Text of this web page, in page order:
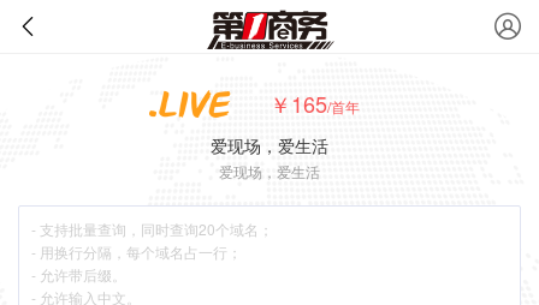
￥165/首年
爱现场，爱生活
爱现场，爱生活